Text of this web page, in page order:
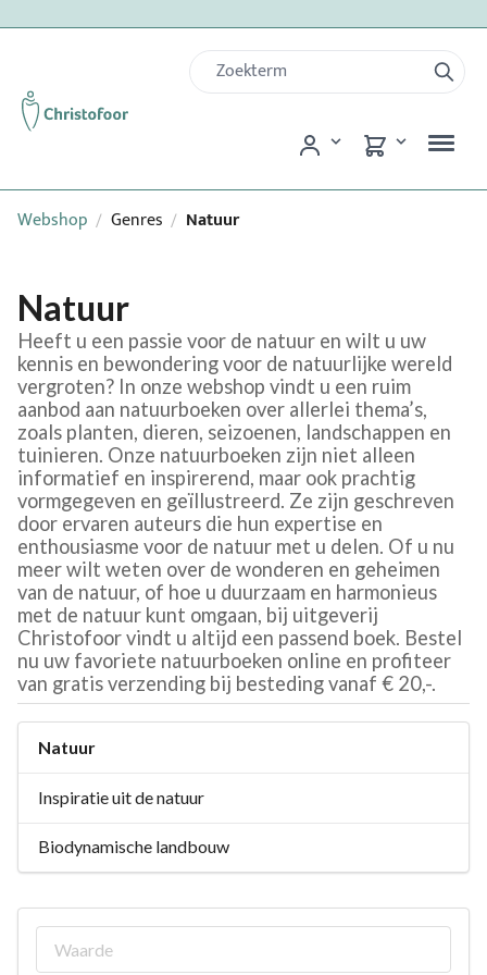
Webshop / Genres / Natuur
Natuur
Heeft u een passie voor de natuur en wilt u uw
kennis en bewondering voor de natuurlijke wereld
vergroten? In onze webshop vindt u een ruim
aanbod aan natuurboeken over allerlei thema’s,
zoals planten, dieren, seizoenen, landschappen en
tuinieren. Onze natuurboeken zijn niet alleen
informatief en inspirerend, maar ook prachtig
vormgegeven en geïllustreerd. Ze zijn geschreven
door ervaren auteurs die hun expertise en
enthousiasme voor de natuur met u delen. Of u nu
meer wilt weten over de wonderen en geheimen
van de natuur, of hoe u duurzaam en harmonieus
met de natuur kunt omgaan, bij uitgeverij
Christofoor vindt u altijd een passend boek. Bestel
nu uw favoriete natuurboeken online en profiteer
van gratis verzending bij besteding vanaf € 20,-.
Natuur
Inspiratie uit de natuur
Biodynamische landbouw